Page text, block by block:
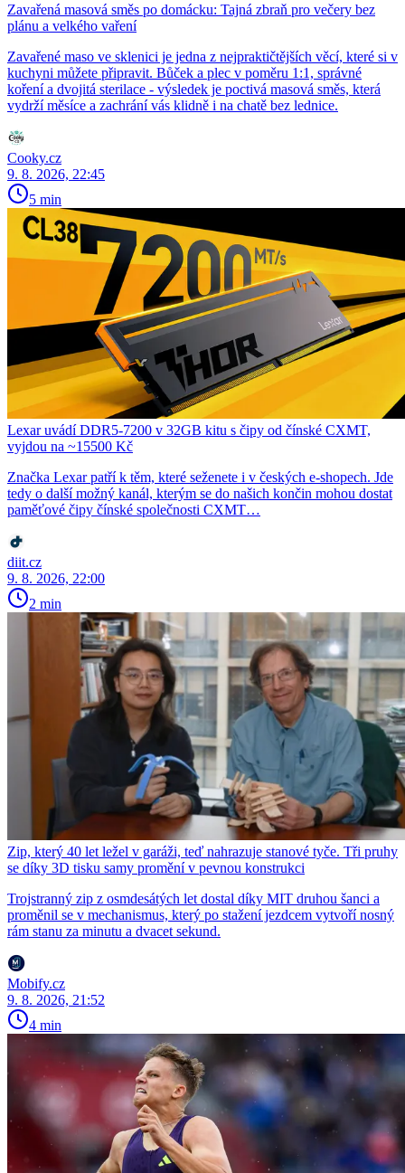
Zavařená masová směs po domácku: Tajná zbraň pro večery bez
plánu a velkého vaření
Zavařené maso ve sklenici je jedna z nejpraktičtějších věcí, které si v
kuchyni můžete připravit. Bůček a plec v poměru 1:1, správné
koření a dvojitá sterilace - výsledek je poctivá masová směs, která
vydrží měsíce a zachrání vás klidně i na chatě bez lednice.
Cooky.cz
9. 8. 2026, 22:45
5 min
Lexar uvádí DDR5-7200 v 32GB kitu s čipy od čínské CXMT,
vyjdou na ~15500 Kč
Značka Lexar patří k těm, které seženete i v českých e-shopech. Jde
tedy o další možný kanál, kterým se do našich končin mohou dostat
paměťové čipy čínské společnosti CXMT…
diit.cz
9. 8. 2026, 22:00
2 min
Zip, který 40 let ležel v garáži, teď nahrazuje stanové tyče. Tři pruhy
se díky 3D tisku samy promění v pevnou konstrukci
Trojstranný zip z osmdesátých let dostal díky MIT druhou šanci a
proměnil se v mechanismus, který po stažení jezdcem vytvoří nosný
rám stanu za minutu a dvacet sekund.
Mobify.cz
9. 8. 2026, 21:52
4 min